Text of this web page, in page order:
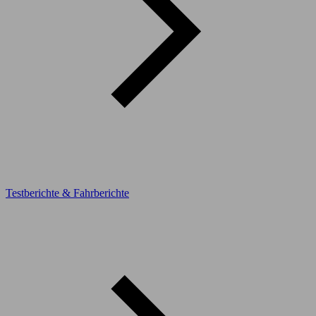
Testberichte & Fahrberichte